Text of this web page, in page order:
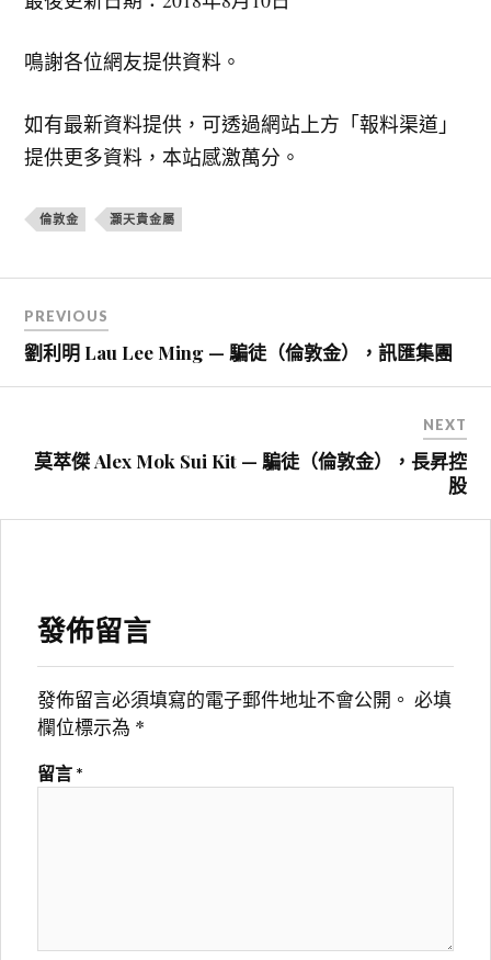
鳴謝各位網友提供資料。
如有最新資料提供，可透過網站上方「報料渠道」
提供更多資料，本站感激萬分。
倫敦金 灝天貴金屬
章
導
PREVIOUS
劉利明 Lau Lee Ming — 騙徒（倫敦金），訊匯集團
NEXT
莫萃傑 Alex Mok Sui Kit — 騙徒（倫敦金），長昇控
股
發佈留言
發佈留言必須填寫的電子郵件地址不會公開。 必填
欄位標示為 *
留言 *